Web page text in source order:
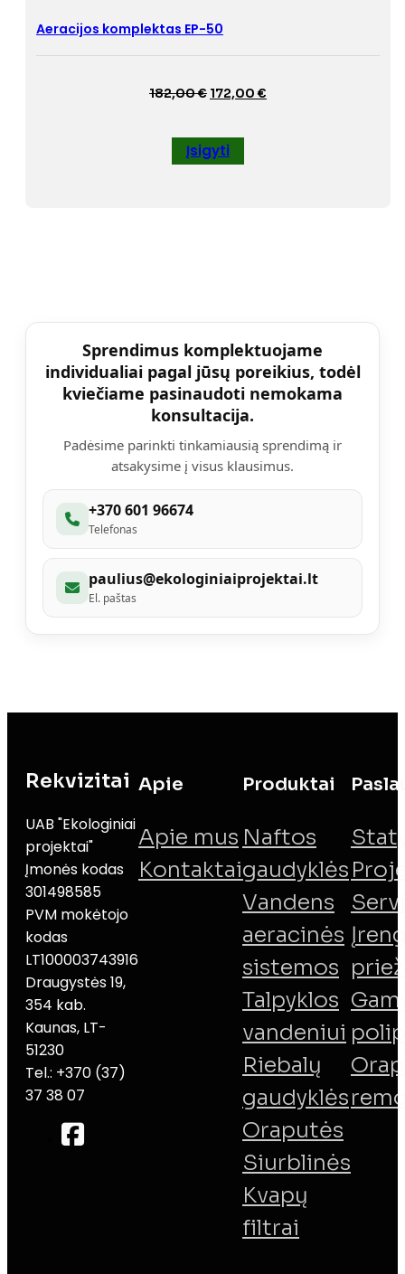
Aeracijos komplektas EP-50
182,00€ Original
182,00 €.
172,00€
Įsigyti
Sprendimus komplektuojame
individualiai pagal jūsų poreikius, todėl
kviečiame pasinaudoti nemokama
konsultacija.
Padėsime parinkti tinkamiausią sprendimą ir
atsakysime į visus klausimus.
+370 601 96674
Telefonas
paulius@ekologiniaiprojektai.lt
El. paštas
Rekvizitai
UAB "Ekologiniai
projektai"
Įmonės kodas
301498585
PVM mokėtojo
kodas
LT100003743916
Draugystės 19,
354 kab.
Kaunas, LT-
51230
Tel.: +370 (37)
37 38 07
Apie
Apie mus
Kontaktai
Produktai
Naftos
gaudyklės
Vandens
aeracinės
sistemos
Talpyklos
vandeniui
Riebalų
gaudyklės
Oraputės
Siurblinės
Kvapų
filtrai